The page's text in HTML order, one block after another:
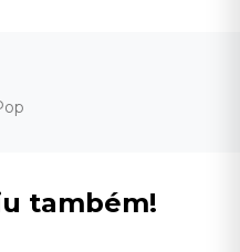
também!